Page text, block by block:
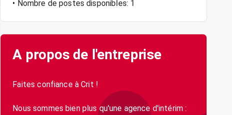
• Nombre de postes disponibles: 1
A propos de l'entreprise
Faites confiance à Crit !
Nous sommes bien plus qu'une agence d'intérim :